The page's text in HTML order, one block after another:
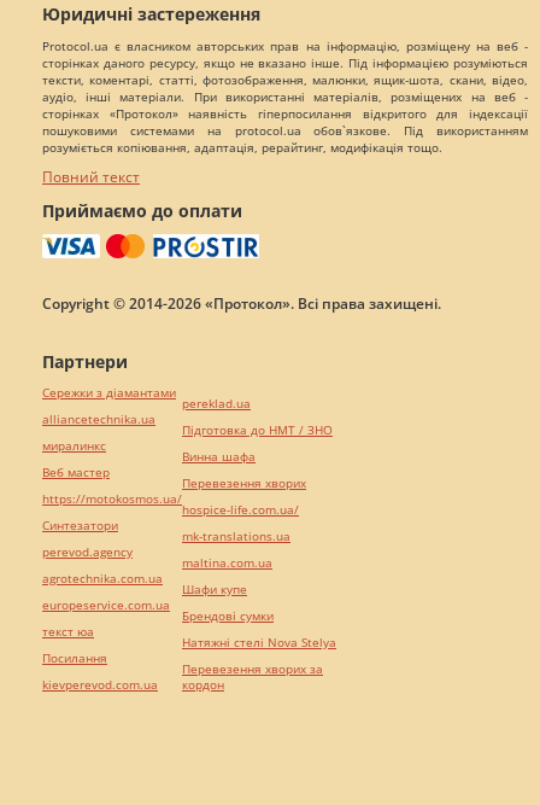
Юридичні застереження
Protocol.ua є власником авторських прав на інформацію, розміщену на веб -
сторінках даного ресурсу, якщо не вказано інше. Під інформацією розуміються
тексти, коментарі, статті, фотозображення, малюнки, ящик-шота, скани, відео,
аудіо, інші матеріали. При використанні матеріалів, розміщених на веб -
сторінках «Протокол» наявність гіперпосилання відкритого для індексації
пошуковими системами на protocol.ua обов`язкове. Під використанням
розуміється копіювання, адаптація, рерайтинг, модифікація тощо.
Повний текст
Приймаємо до оплати
Copyright © 2014-2026 «Протокол». Всі права захищені.
Партнери
Сережки з діамантами
alliancetechnika.ua
миралинкс
Веб мастер
https://motokosmos.ua/
Синтезатори
perevod.agency
agrotechnika.com.ua
europeservice.com.ua
текст юа
Посилання
kievperevod.com.ua
pereklad.ua
Підготовка до НМТ / ЗНО
Винна шафа
Перевезення хворих
hospice-life.com.ua/
mk-translations.ua
maltina.com.ua
Шафи купе
Брендові сумки
Натяжні стелі Nova Stelya
Перевезення хворих за
кордон